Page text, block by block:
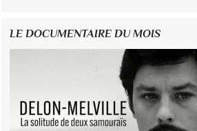
LE DOCUMENTAIRE DU MOIS